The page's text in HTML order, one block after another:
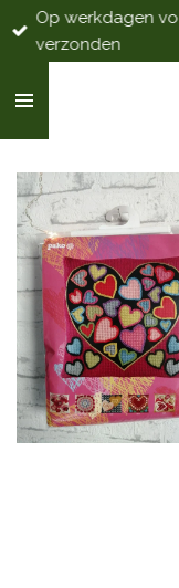
Ga
direct
de
Op werkdagen
verzonden